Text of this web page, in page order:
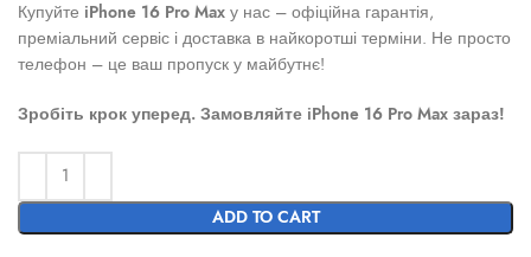
Купуйте iPhone 16 Pro Max у нас – офіційна гарантія,
преміальний сервіс і доставка в найкоротші терміни. Не просто
телефон – це ваш пропуск у майбутнє!
Зробіть крок уперед. Замовляйте iPhone 16 Pro Max зараз!
ADD TO CART